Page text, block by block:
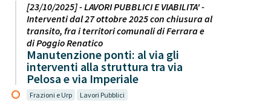
[23/10/2025] - LAVORI PUBBLICI E VIABILITA' -
Interventi dal 27 ottobre 2025 con chiusura al
transito, fra i territori comunali di Ferrara e
di Poggio Renatico
Manutenzione ponti: al via gli
interventi alla struttura tra via
Pelosa e via Imperiale
Frazioni e Urp Lavori Pubblici